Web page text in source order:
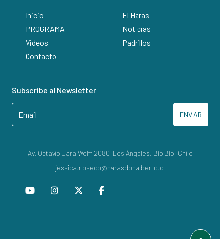
Inicio
El Haras
PROGRAMA
Noticias
Videos
Padrillos
Contacto
Subscribe al Newsletter
ENVIAR
Av. Octavio Jara Wolff 2080, Los Ángeles, Bío Bío, Chile
jessica.rioseco@harasdonalberto.cl